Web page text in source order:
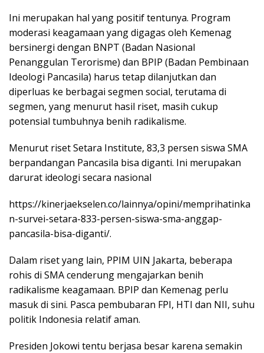
Ini merupakan hal yang positif tentunya. Program
moderasi keagamaan yang digagas oleh Kemenag
bersinergi dengan BNPT (Badan Nasional
Penanggulan Terorisme) dan BPIP (Badan Pembinaan
Ideologi Pancasila) harus tetap dilanjutkan dan
diperluas ke berbagai segmen social, terutama di
segmen, yang menurut hasil riset, masih cukup
potensial tumbuhnya benih radikalisme.
Menurut riset Setara Institute, 83,3 persen siswa SMA
berpandangan Pancasila bisa diganti. Ini merupakan
darurat ideologi secara nasional
https://kinerjaekselen.co/lainnya/opini/memprihatinka
n-survei-setara-833-persen-siswa-sma-anggap-
pancasila-bisa-diganti/.
Dalam riset yang lain, PPIM UIN Jakarta, beberapa
rohis di SMA cenderung mengajarkan benih
radikalisme keagamaan. BPIP dan Kemenag perlu
masuk di sini. Pasca pembubaran FPI, HTI dan NII, suhu
politik Indonesia relatif aman.
Presiden Jokowi tentu berjasa besar karena semakin